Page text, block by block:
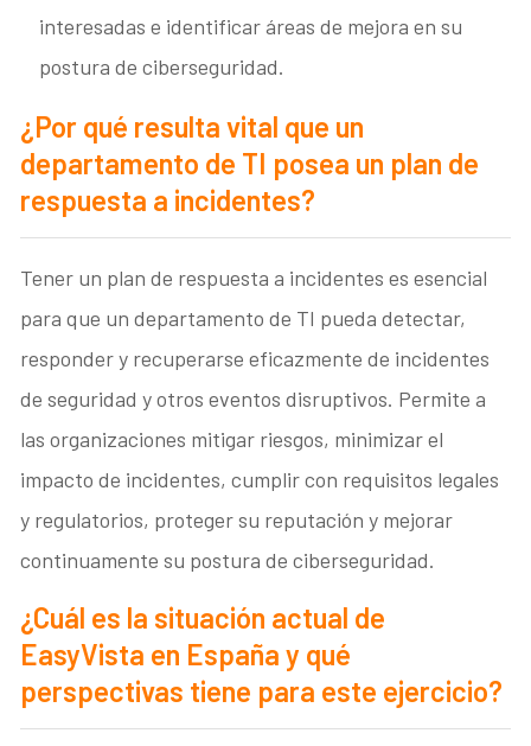
interesadas e identificar áreas de mejora en su
postura de ciberseguridad.
¿Por qué resulta vital que un
departamento de TI posea un plan de
respuesta a incidentes?
Tener un plan de respuesta a incidentes es esencial
para que un departamento de TI pueda detectar,
responder y recuperarse eficazmente de incidentes
de seguridad y otros eventos disruptivos. Permite a
las organizaciones mitigar riesgos, minimizar el
impacto de incidentes, cumplir con requisitos legales
y regulatorios, proteger su reputación y mejorar
continuamente su postura de ciberseguridad.
¿Cuál es la situación actual de
EasyVista en España y qué
perspectivas tiene para este ejercicio?